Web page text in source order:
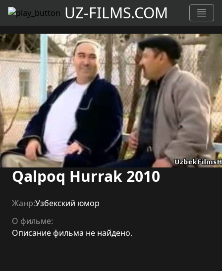
UZ-FILMS.COM
Qalpoq Hurrak 2010
Жанр:Узбекский юмор
О фильме:
Описание фильма не найдено.